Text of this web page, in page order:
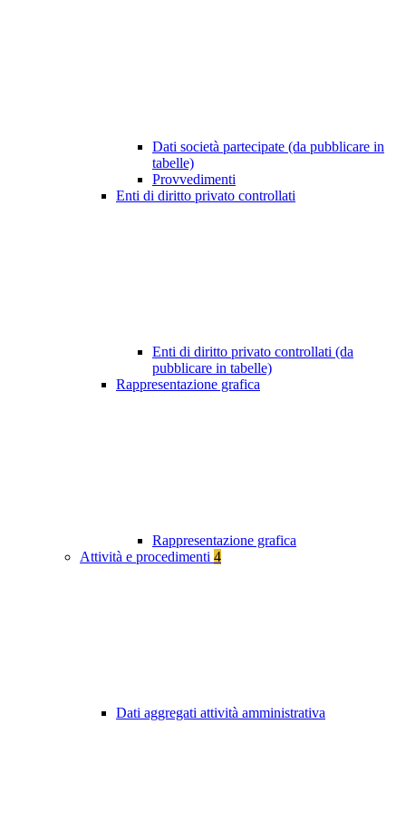
Dati società partecipate (da pubblicare in
tabelle)
Provvedimenti
Enti di diritto privato controllati
Enti di diritto privato controllati (da
pubblicare in tabelle)
Rappresentazione grafica
Rappresentazione grafica
Attività e procedimenti 4
Dati aggregati attività amministrativa